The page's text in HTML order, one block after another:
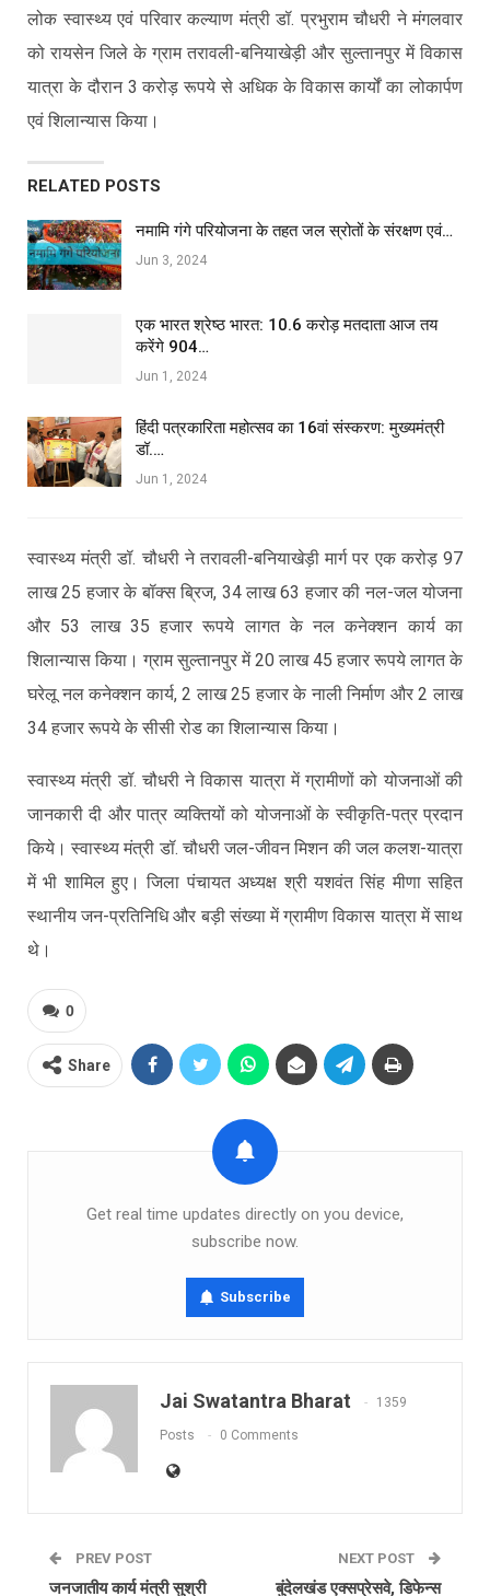
लोक स्वास्थ्य एवं परिवार कल्याण मंत्री डॉ. प्रभुराम चौधरी ने मंगलवार
को रायसेन जिले के ग्राम तरावली-बनियाखेड़ी और सुल्तानपुर में विकास
यात्रा के दौरान 3 करोड़ रूपये से अधिक के विकास कार्यों का लोकार्पण
एवं शिलान्यास किया।
RELATED POSTS
नमामि गंगे परियोजना के तहत जल स्रोतों के संरक्षण एवं…
Jun 3, 2024
एक भारत श्रेष्ठ भारत: 10.6 करोड़ मतदाता आज तय
करेंगे 904…
Jun 1, 2024
हिंदी पत्रकारिता महोत्सव का 16वां संस्करण: मुख्यमंत्री
डॉ.…
Jun 1, 2024
स्वास्थ्य मंत्री डॉ. चौधरी ने तरावली-बनियाखेड़ी मार्ग पर एक करोड़ 97
लाख 25 हजार के बॉक्स ब्रिज, 34 लाख 63 हजार की नल-जल योजना
और 53 लाख 35 हजार रूपये लागत के नल कनेक्‍शन कार्य का
शिलान्यास किया। ग्राम सुल्तानपुर में 20 लाख 45 हजार रूपये लागत के
घरेलू नल कनेक्शन कार्य, 2 लाख 25 हजार के नाली निर्माण और 2 लाख
34 हजार रूपये के सीसी रोड का शिलान्यास किया।
स्वास्थ्य मंत्री डॉ. चौधरी ने विकास यात्रा में ग्रामीणों को योजनाओं की
जानकारी दी और पात्र व्यक्तियों को योजनाओं के स्वीकृति-पत्र प्रदान
किये। स्वास्थ्य मंत्री डॉ. चौधरी जल-जीवन मिशन की जल कलश-यात्रा
में भी शामिल हुए। जिला पंचायत अध्यक्ष श्री यशवंत सिंह मीणा सहित
स्थानीय जन-प्रतिनिधि और बड़ी संख्या में ग्रामीण विकास यात्रा में साथ
थे।
0
Share
Get real time updates directly on you device,
subscribe now.
Subscribe
Jai Swatantra Bharat 1359
Posts 0 Comments
PREV POST
जनजातीय कार्य मंत्री सुश्री
NEXT POST
बुंदेलखंड एक्सप्रेसवे, डिफेन्स